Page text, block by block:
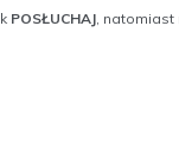
POSŁUCHAJ, natomiast